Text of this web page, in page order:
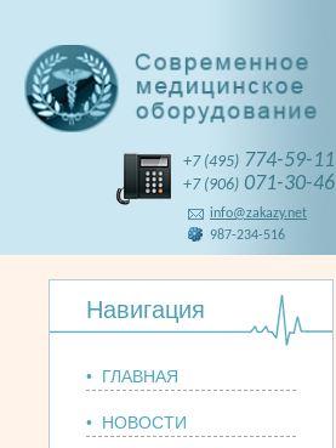
+7 (495) 774-59-11
+7 (906) 071-30-46
info@zakazy.net
987-234-516
Навигация
• ГЛАВНАЯ
• НОВОСТИ